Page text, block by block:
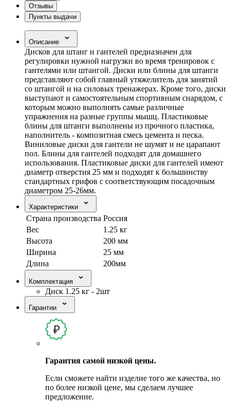
Отзывы
Пункты выдачи
Описание
Дисков для штанг и гантелей предназначен для
регулировки нужной нагрузки во время тренировок с
гантелями или штангой. Диски или блины для штанги
представляют собой главный утяжелитель для занятий
со штангой и на силовых тренажерах. Кроме того, диски
выступают и самостоятельным спортивным снарядом, с
которым можно выполнять самые различные
упражнения на разные группы мышц. Пластиковые
блины для штанги выполнены из прочного пластика,
наполнитель - композитная смесь цемента и песка.
Виниловые диски для гантели не шумят и не царапают
пол. Блины для гантелей подходят для домашнего
использования. Пластиковые диски для гантелей имеют
диаметр отверстия 25 мм и подходят к большинству
стандартных грифов с соответствующим посадочным
диаметром 25-26мм.
Характеристики
Страна производства Россия
Вес
1.25 кг
Высота
200 мм
Ширина
25 мм
Длина
200мм
Комплектация
Диск 1.25 кг - 2шт
Гарантии
Гарантия самой низкой цены.
Если сможете найти изделие того же качества, но
по более низкой цене, мы сделаем лучшее
предложение.